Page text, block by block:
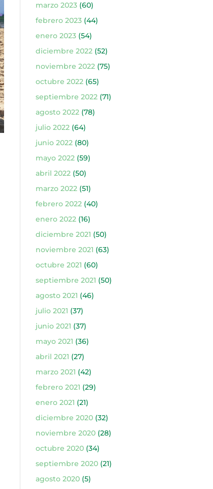
marzo 2023(60)
febrero 2023(44)
enero 2023(54)
diciembre 2022(52)
noviembre 2022(75)
octubre 2022(65)
septiembre 2022(71)
agosto 2022(78)
julio 2022(64)
junio 2022(80)
mayo 2022(59)
abril 2022(50)
marzo 2022(51)
febrero 2022(40)
enero 2022(16)
diciembre 2021 (50)
noviembre 2021 (63)
octubre 2021 (60)
septiembre 2021 (50)
agosto 2021 (46)
julio 2021 (37)
junio 2021 (37)
mayo 2021 (36)
abril 2021 (27)
marzo 2021 (42)
febrero 2021 (29)
enero 2021 (21)
diciembre 2020(32)
noviembre 2020(28)
octubre 2020(34)
septiembre 2020(21)
agosto 2020(5)